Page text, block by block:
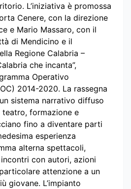
L’iniziativa è promossa
Cenere, con la direzione
e Mario Massaro, con il
di Mendicino e il
Regione Calabria –
che incanta”,
Operativo
2014-2020. La rassegna
sistema narrativo diffuso
formazione e
fino a diventare parti
esperienza
alterna spettacoli,
con autori, azioni
attenzione a un
giovane. L’impianto